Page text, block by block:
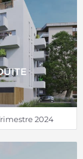
2024